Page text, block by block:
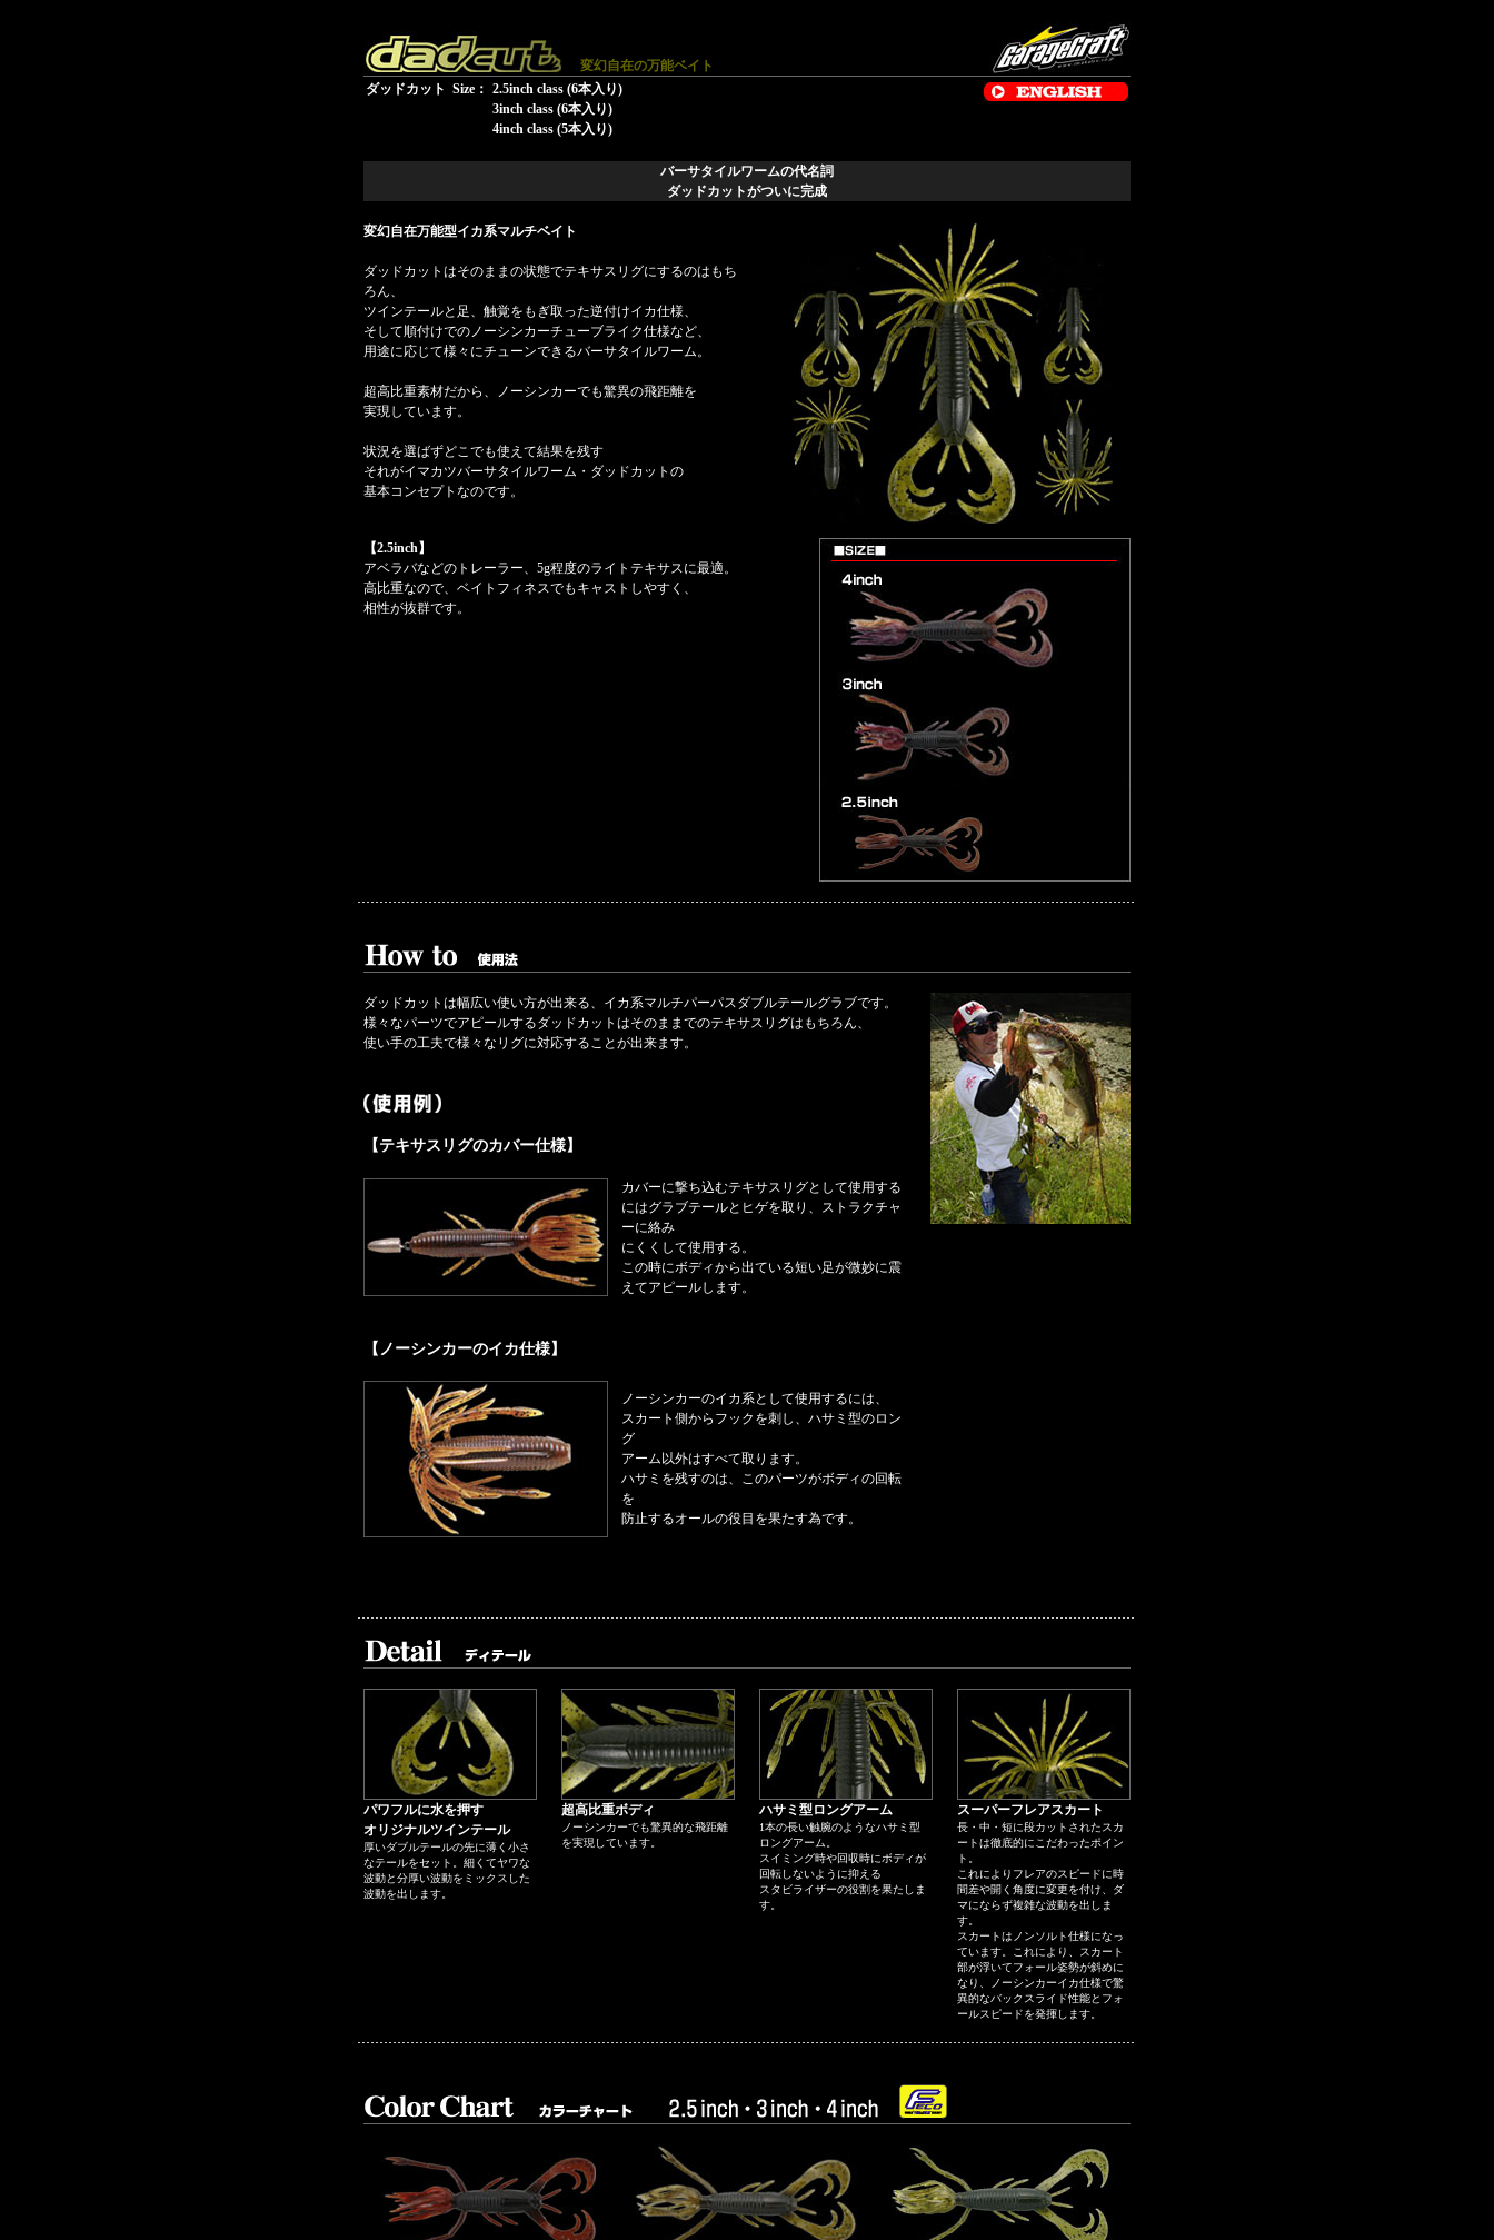
変幻自在の万能ベイト
ダッドカット Size： 2.5inch class (6本入り)
3inch class (6本入り)
4inch class (5本入り)
バーサタイルワームの代名詞
ダッドカットがついに完成
変幻自在万能型イカ系マルチベイト
ダッドカットはそのままの状態でテキサスリグにするのはもち
ろん、
ツインテールと足、触覚をもぎ取った逆付けイカ仕様、
そして順付けでのノーシンカーチューブライク仕様など、
用途に応じて様々にチューンできるバーサタイルワーム。
超高比重素材だから、ノーシンカーでも驚異の飛距離を
実現しています。
状況を選ばずどこでも使えて結果を残す
それがイマカツバーサタイルワーム・ダッドカットの
基本コンセプトなのです。
【2.5inch】
アベラバなどのトレーラー、5g程度のライトテキサスに最適。
高比重なので、ベイトフィネスでもキャストしやすく、
相性が抜群です。
ダッドカットは幅広い使い方が出来る、イカ系マルチパーパスダブルテールグラブです。
様々なパーツでアピールするダッドカットはそのままでのテキサスリグはもちろん、
使い手の工夫で様々なリグに対応することが出来ます。
【テキサスリグのカバー仕様】
カバーに撃ち込むテキサスリグとして使用する
にはグラブテールとヒゲを取り、ストラクチャ
ーに絡み
にくくして使用する。
この時にボディから出ている短い足が微妙に震
えてアピールします。
【ノーシンカーのイカ仕様】
ノーシンカーのイカ系として使用するには、
スカート側からフックを刺し、ハサミ型のロン
グ
アーム以外はすべて取ります。
ハサミを残すのは、このパーツがボディの回転
を
防止するオールの役目を果たす為です。
パワフルに水を押す
オリジナルツインテール
厚いダブルテールの先に薄く小さ
なテールをセット。細くてヤワな
波動と分厚い波動をミックスした
波動を出します。
超高比重ボディ
ノーシンカーでも驚異的な飛距離
を実現しています。
ハサミ型ロングアーム
1本の長い触腕のようなハサミ型
ロングアーム。
スイミング時や回収時にボディが
回転しないように抑える
スタビライザーの役割を果たしま
す。
スーパーフレアスカート
長・中・短に段カットされたスカ
ートは徹底的にこだわったポイン
ト。
これによりフレアのスピードに時
間差や開く角度に変更を付け、ダ
マにならず複雑な波動を出しま
す。
スカートはノンソルト仕様になっ
ています。これにより、スカート
部が浮いてフォール姿勢が斜めに
なり、ノーシンカーイカ仕様で驚
異的なバックスライド性能とフォ
ールスピードを発揮します。